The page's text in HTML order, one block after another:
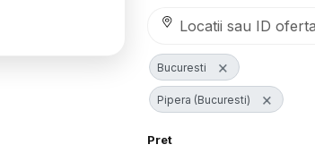
Bucuresti ×
Pipera (Bucuresti) ×
Pret